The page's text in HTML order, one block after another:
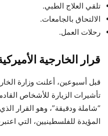
تلقي العلاج الطبي.
الالتحاق بالجامعات.
رحلات العمل.
قرار الخارجية
قبل أسبوعين، أعلنت وزارة
تأشيرات الزيارة للأشخاص
“شاملة ودقيقة”، وهو القرار
المؤيدة للفلسطينيين، التي